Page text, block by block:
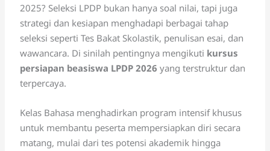
2025? Seleksi LPDP bukan hanya soal nilai, tapi juga
strategi dan kesiapan menghadapi berbagai tahap
seleksi seperti Tes Bakat Skolastik, penulisan esai, dan
wawancara. Di sinilah pentingnya mengikuti kursus
persiapan beasiswa LPDP 2026 yang terstruktur dan
terpercaya.
Kelas Bahasa menghadirkan program intensif khusus
untuk membantu peserta mempersiapkan diri secara
matang, mulai dari tes potensi akademik hingga